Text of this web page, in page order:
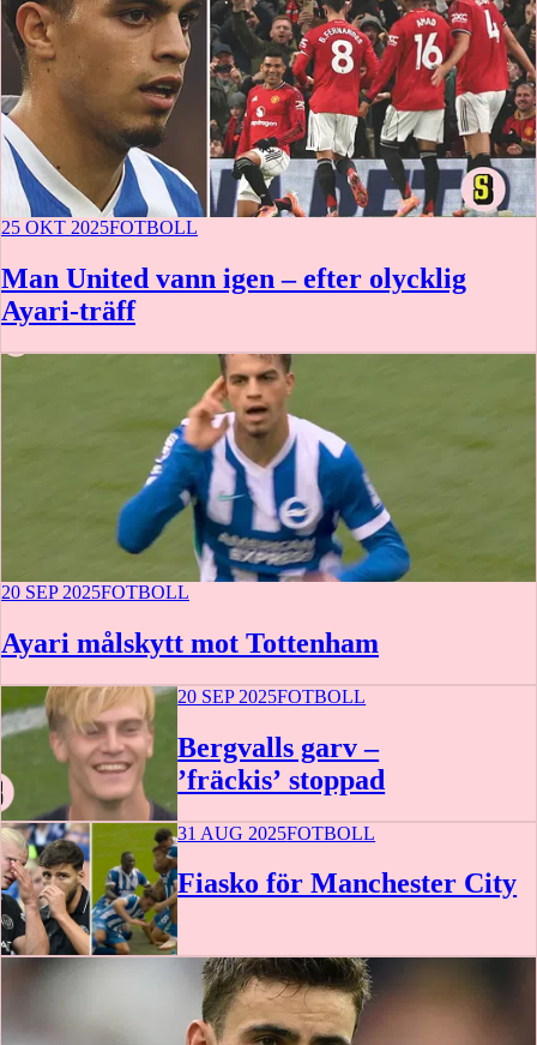
25 OKT 2025FOTBOLL
Man United vann igen – efter olycklig
Ayari-träff
20 SEP 2025FOTBOLL
Ayari målskytt mot Tottenham
20 SEP 2025FOTBOLL
Bergvalls garv –
’fräckis’ stoppad
31 AUG 2025FOTBOLL
Fiasko för Manchester City